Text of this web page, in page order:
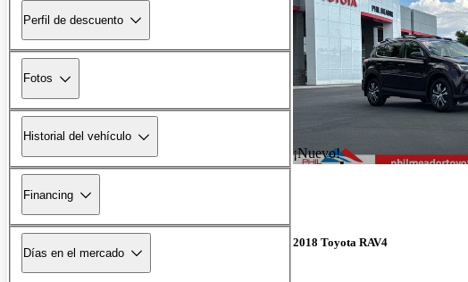
Perfil de descuento
Fotos
Historial del vehículo
Financing
Días en el mercado
¡Nuevo!
2018 Toyota RAV4